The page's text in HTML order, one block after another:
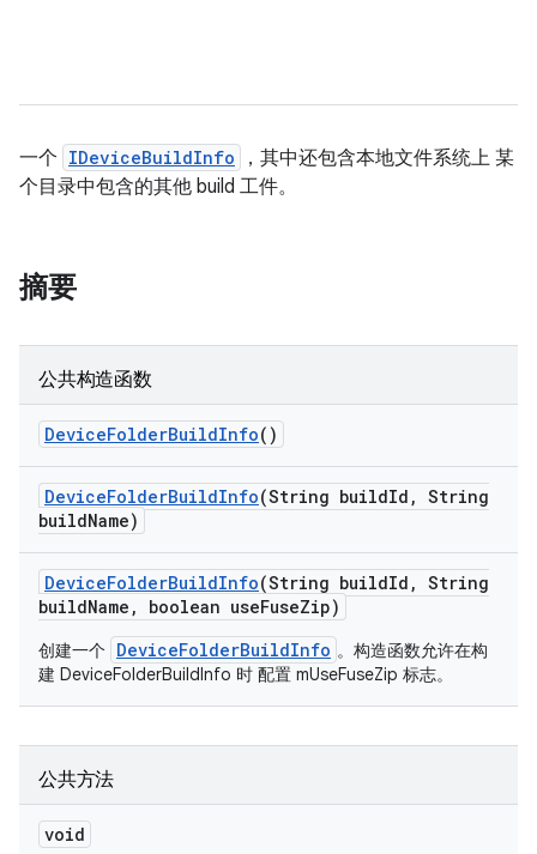
一个 IDeviceBuildInfo
，其中还包含本地文件系统上 某
个目录中包含的其他 build 工件。
摘要
公共构造函数
DeviceFolderBuildInfo()
DeviceFolderBuildInfo(String buildId , String
buildName)
DeviceFolderBuildInfo(String buildId , String
buildName , boolean useFuseZip)
创建一个 DeviceFolderBuildInfo 。构造函数允许在构
建 DeviceFolderBuildInfo 时 配置 mUseFuseZip 标志。
公共方法
void